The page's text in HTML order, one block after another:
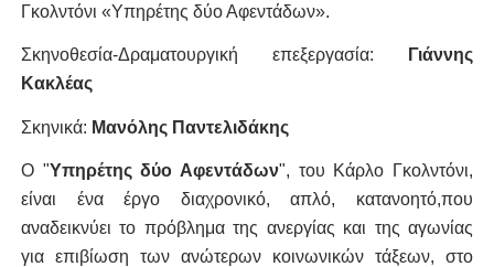
Γκολντόνι «Υπηρέτης δύο Αφεντάδων».
Σκηνοθεσία-Δραματουργική επεξεργασία:
Γιάννης
Κακλέας
Σκηνικά: Μανόλης Παντελιδάκης
Ο "Υπηρέτης δύο Αφεντάδων", του Κάρλο Γκολντόνι,
είναι ένα έργο διαχρονικό, απλό, κατανοητό,που
αναδεικνύει το πρόβλημα της ανεργίας και της αγωνίας
για επιβίωση των ανώτερων κοινωνικών τάξεων, στο